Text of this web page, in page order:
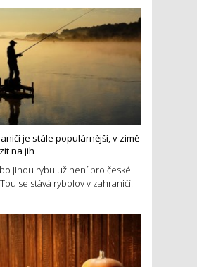
je stále populárnější, v zimě
na jih
jinou rybu už není pro české
se stává rybolov v zahraničí.